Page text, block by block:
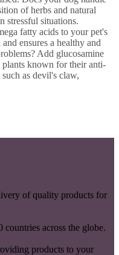
of herbs and natural
stressful situations.
fatty acids to your pet's
ensures a healthy and
Add glucosamine
known for their anti-
as devil's claw,
of quality products for
countries across the globe.
products to your